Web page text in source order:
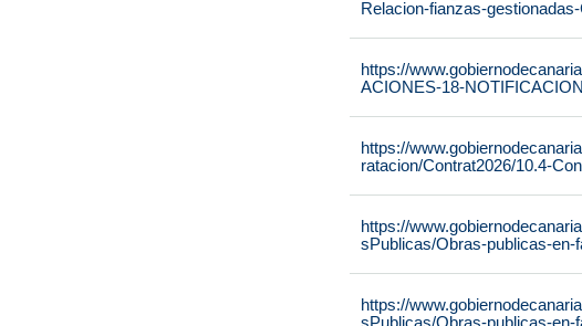
Relacion-fianzas-
https://
ACIONES-18-
https://
ratacion/Contrat2026/10.4-
https://
sPublicas/Obras-publicas-en-
https://
sPublicas/Obras-publicas-en-